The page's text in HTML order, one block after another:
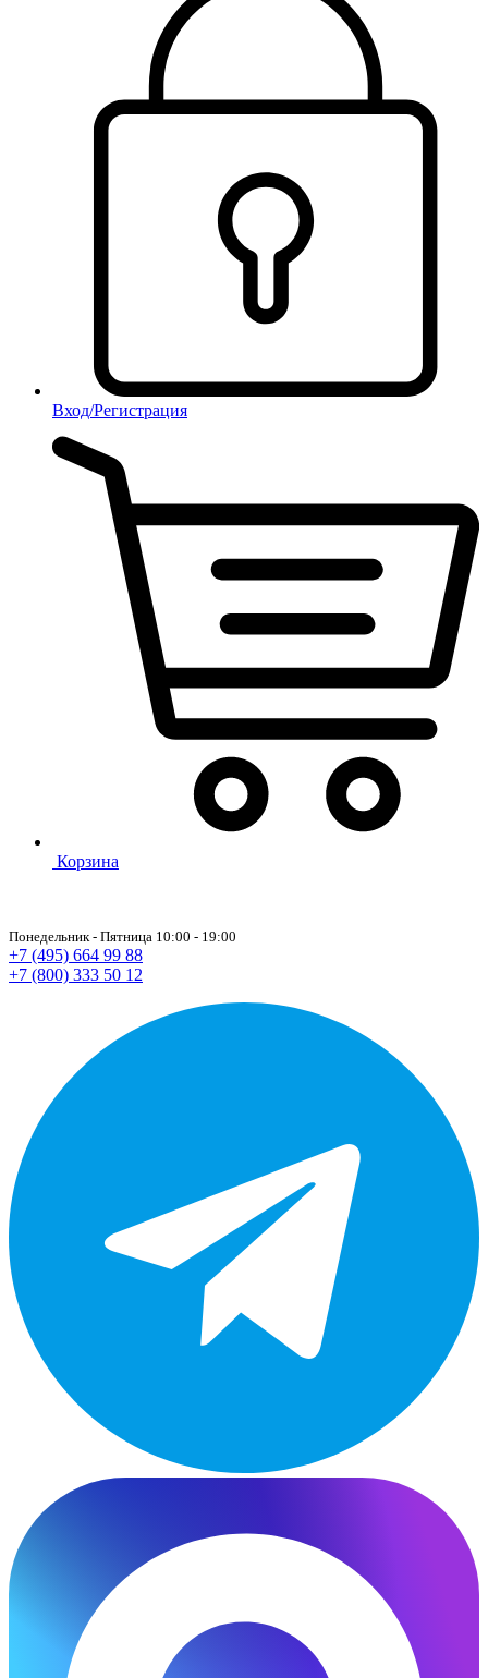
Вход/Регистрация
Корзина
Понедельник - Пятница 10:00 - 19:00
+7 (495) 664 99 88
+7 (800) 333 50 12